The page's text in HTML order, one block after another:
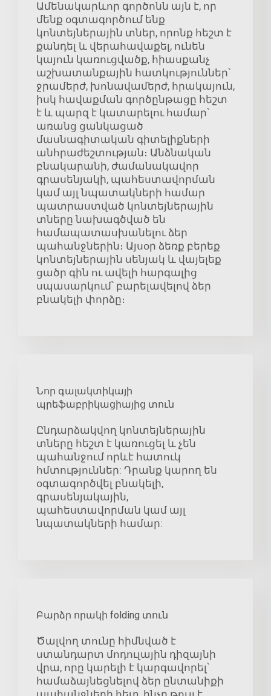
Ամենակարևոր գործոնն այն է, որ
մենք օգտագործում ենք
կոնտեյներային տներ, որոնք հեշտ է
քանդել և վերահավաքել, ունեն
կայուն կառուցվածք, հիասքանչ
աշխատանքային հատկություններ՝
ջրամերժ, խոնավամերժ, հրակայուն,
իսկ հավաքման գործընթացը հեշտ
է և պարզ է կատարելու համար՝
առանց ցանկացած
մասնագիտական գիտելիքների
անհրաժեշտության։ Անձնական
բնակարանի, ժամանակավոր
գրասենյակի, պահեստավորման
կամ այլ նպատակների համար
պատրաստված կոնտեյներային
տները նախագծված են
համապատասխանելու ձեր
պահանջներին։ Այսօր ձեռք բերեք
կոնտեյներային սենյակ և վայելեք
ցածր գին ու ավելի հարգալից
սպասարկում՝ բարելավելով ձեր
բնակելի փորձը։
Նոր գալակտիկայի
պրեֆաբրիկացիայից տուն
Ընդարձակվող կոնտեյներային
տները հեշտ է կառուցել և չեն
պահանջում որևէ հատուկ
հմտություններ: Դրանք կարող են
օգտագործվել բնակելի,
գրասենյակային,
պահեստավորման կամ այլ
նպատակների համար:
Բարձր որակի folding տուն
Ծալվող տունը հիմնված է
ստանդարտ մոդուլային դիզայնի
վրա, որը կարելի է կարգավորել՝
համաձայնեցնելով ձեր ընտանիքի